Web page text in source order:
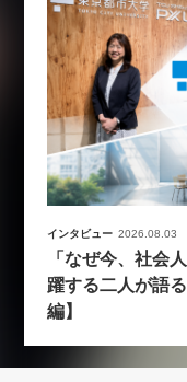
インタビュー 2026.08.03
「なぜ今、社会
躍する二人が語
編】